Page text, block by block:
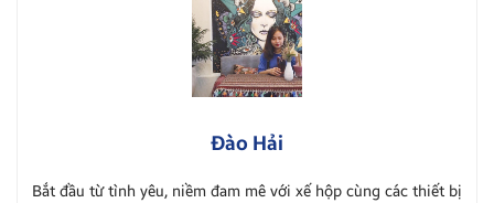
Đào Hải
Bắt đầu từ tình yêu, niềm đam mê với xế hộp cùng các thiết bị